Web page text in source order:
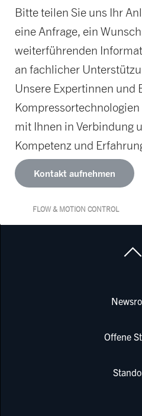
Bitte teilen Sie uns Ihr
eine Anfrage, ein
weiterführenden
an fachlicher
Unsere Expertinnen und
mit Ihnen in Verbindung
Kompetenz und
Kontakt aufnehmen
FLOW & MOTION CONTROL
Offene